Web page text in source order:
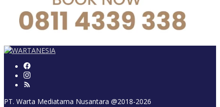
PT. Warta Mediatama Nusantara @2018-2026